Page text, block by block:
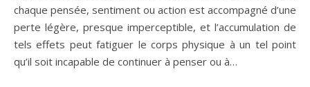
chaque pensée, sentiment ou action est accompagné d’une
perte légère, presque imperceptible, et l’accumulation de
tels effets peut fatiguer le corps physique à un tel point
qu’il soit incapable de continuer à penser ou à…